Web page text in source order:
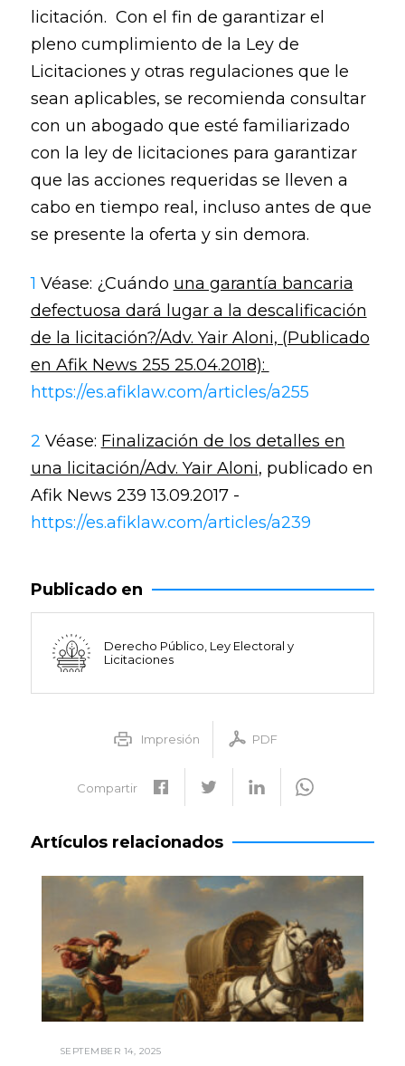
licitación. Con el fin de garantizar el
pleno cumplimiento de la Ley de
Licitaciones y otras regulaciones que le
sean aplicables, se recomienda consultar
con un abogado que esté familiarizado
con la ley de licitaciones para garantizar
que las acciones requeridas se lleven a
cabo en tiempo real, incluso antes de que
se presente la oferta y sin demora.
1 Véase: ¿Cuándo una garantía bancaria
defectuosa dará lugar a la descalificación
de la licitación?/Adv. Yair Aloni, (Publicado
en Afik News 255 25.04.2018):
https://es.afiklaw.com/articles/a255
2 Véase: Finalización de los detalles en
una licitación/Adv. Yair Aloni, publicado en
Afik News 239 13.09.2017 -
https://es.afiklaw.com/articles/a239
Publicado en
Derecho Público, Ley Electoral y
Licitaciones
Impresión PDF
Compartir
Artículos relacionados
SEPTEMBER 14, 2025